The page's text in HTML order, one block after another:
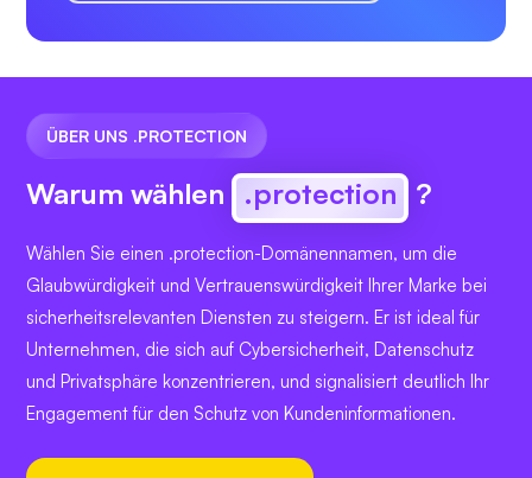
ÜBER UNS .PROTECTION
Warum wählen .protection ?
Wählen Sie einen .protection-Domänennamen, um die
Glaubwürdigkeit und Vertrauenswürdigkeit Ihrer Marke bei
sicherheitsrelevanten Diensten zu steigern. Er ist ideal für
Unternehmen, die sich auf Cybersicherheit, Datenschutz
und Privatsphäre konzentrieren, und signalisiert deutlich Ihr
Engagement für den Schutz von Kundeninformationen.